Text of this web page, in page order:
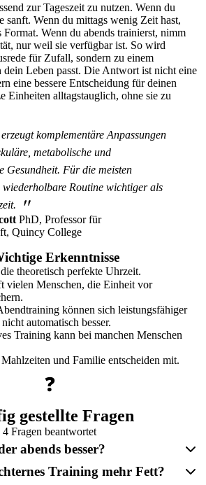
zur Tageszeit zu nutzen. Wenn du
sanft. Wenn du mittags wenig Zeit hast,
Wenn du abends trainierst, nimm
nur weil sie verfügbar ist. So wird
für Zufall, sondern zu einem
dein Leben passt. Die Antwort ist nicht eine
eine bessere Entscheidung für deinen
Einheiten alltagstauglich, ohne sie zu
komplementäre Anpassungen
metabolische und
Gesundheit. Für die meisten
wiederholbare Routine wichtiger als
"
PhD, Professor für
Quincy College
Erkenntnisse
theoretisch perfekte Uhrzeit.
vielen Menschen, die Einheit vor
können sich leistungsfähiger
automatisch besser.
Training kann bei manchen Menschen
und Familie entscheiden mit.
❓
gestellte Fragen
4 Fragen beantwortet
abends besser?
Training mehr Fett?